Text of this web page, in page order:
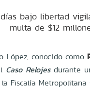
días bajo libertad
multa de $12
López, conocido como
Caso Relojesdurante
Fiscalía Metropolitana